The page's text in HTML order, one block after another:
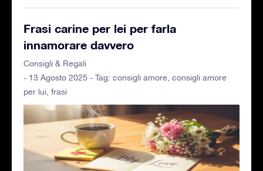
Frasi carine per lei per farla
innamorare davvero
Consigli & Regali
- 13 Agosto 2025 - Tag: consigli amore consigli amore
per lui frasi